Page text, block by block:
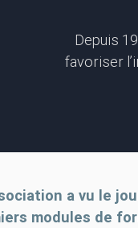
Depuis
favoriser
a vu le
modules de